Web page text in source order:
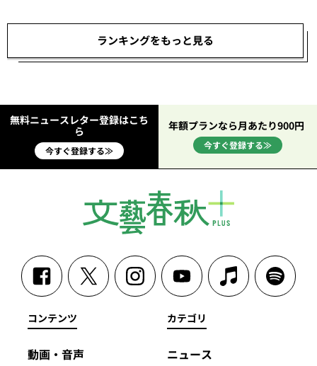
ランキングをもっと見る
無料ニュースレター登録はこち
ら
今すぐ登録する≫
年額プランなら月あたり900円
今すぐ登録する≫
コンテンツ
動画・音声
カテゴリ
ニュース